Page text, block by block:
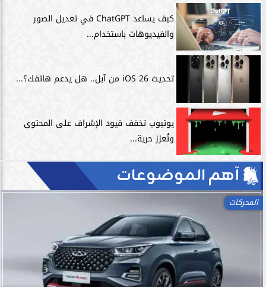
كيف يساعد ChatGPT في تعديل الصور
والفيديوهات باستخدام...
تحديث iOS 26 من آبل.. هل يدعم هاتفك؟...
يوتيوب تخفف قيود الإشراف على المحتوى
وتُعزز حرية...
آهم الموضوعات
اللياقة